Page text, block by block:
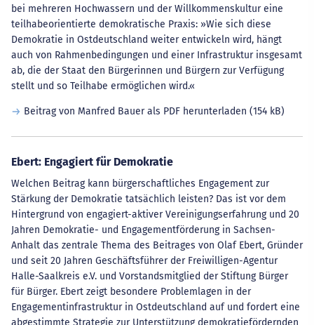
bei mehreren Hochwassern und der Willkommenskultur eine
teilhabeorientierte demokratische Praxis: »Wie sich diese
Demokratie in Ostdeutschland weiter entwickeln wird, hängt
auch von Rahmenbedingungen und einer Infrastruktur insgesamt
ab, die der Staat den Bürgerinnen und Bürgern zur Verfügung
stellt und so Teilhabe ermöglichen wird.«
Beitrag von Manfred Bauer als PDF herunterladen (154 kB)
Ebert: Engagiert für Demokratie
Welchen Beitrag kann bürgerschaftliches Engagement zur
Stärkung der Demokratie tatsächlich leisten? Das ist vor dem
Hintergrund von engagiert-aktiver Vereinigungserfahrung und 20
Jahren Demokratie- und Engagementförderung in Sachsen-
Anhalt das zentrale Thema des Beitrages von Olaf Ebert, Gründer
und seit 20 Jahren Geschäftsführer der Freiwilligen-Agentur
Halle-Saalkreis e.V. und Vorstandsmitglied der Stiftung Bürger
für Bürger. Ebert zeigt besondere Problemlagen in der
Engagementinfrastruktur in Ostdeutschland auf und fordert eine
abgestimmte Strategie zur Unterstützung demokratiefördernden